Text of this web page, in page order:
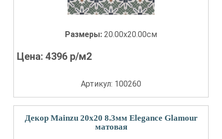
Размеры: 20.00x20.00см
Цена:4396 р/м2
Артикул: 100260
Декор Mainzu 20x20 8.3мм Elegance Glamour
матовая